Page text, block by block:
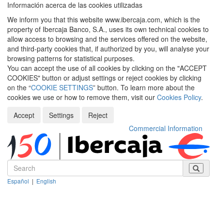
Información acerca de las cookies utilizadas
We inform you that this website www.ibercaja.com, which is the
property of Ibercaja Banco, S.A., uses its own technical cookies to
allow access to browsing and the services offered on the website,
and third-party cookies that, if authorized by you, will analyse your
browsing patterns for statistical purposes.
You can accept the use of all cookies by clicking on the "ACCEPT
COOKIES" button or adjust settings or reject cookies by clicking
on the “COOKIE SETTINGS” button. To learn more about the
cookies we use or how to remove them, visit our Cookies Policy.
Accept
Settings
Reject
Commercial Information
Español | English